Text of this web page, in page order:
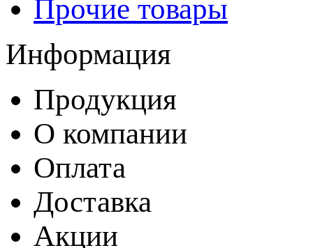
Прочие товары
Информация
Продукция
О компании
Оплата
Доставка
Акции